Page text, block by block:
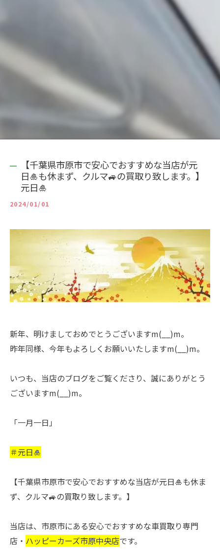
【千葉県市原市で安心でおすすめな当店が元
日🎍も休まず、クルマ🚙の買取り致します。】
元日🎍
2024/01/01
新年、明けましておめでとうございますm(__)m。
昨年同様、今年もよろしくお願いいたしますm(__)m。
いつも、当店のブログをご覧くださり、誠にありがとう
ございますm(__)m。
「一月一日」
＃元日🎍
【千葉県市原市で安心でおすすめな当店が元日🎍も休ま
ず、クルマ🚙の買取り致します。】
当店は、市原市にある安心でおすすめな車買取り専門
店・ ハッピーカーズ市原中央店です。